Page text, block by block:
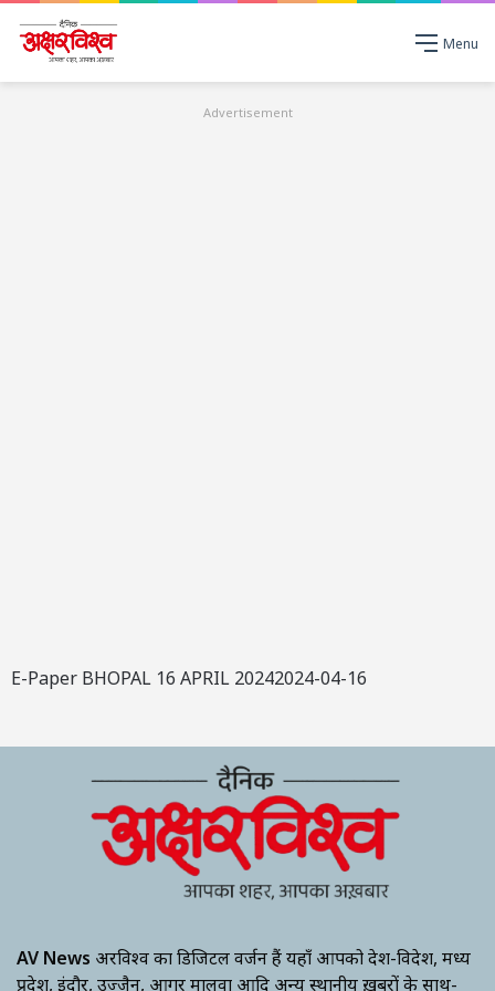
Menu
Advertisement
E-Paper BHOPAL 16 APRIL 20242024-04-16
AV News अक्षरविश्व का डिजिटल वर्जन हैं यहाँ आपको देश-विदेश, मध्य
प्रदेश, इंदौर, उज्जैन, आगर मालवा आदि अन्य स्थानीय ख़बरों के साथ-